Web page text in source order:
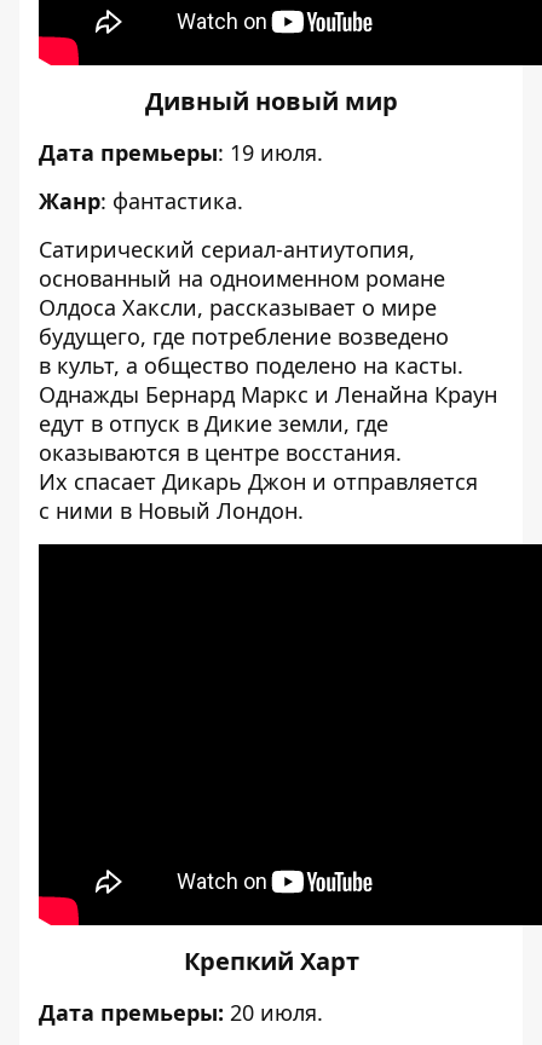
Дивный новый мир
Дата премьеры: 19 июля.
Жанр: фантастика.
Сатирический сериал-антиутопия,
основанный на одноименном романе
Олдоса Хаксли, рассказывает о мире
будущего, где потребление возведено
в культ, а общество поделено на касты.
Однажды Бернард Маркс и Ленайна Краун
едут в отпуск в Дикие земли, где
оказываются в центре восстания.
Их спасает Дикарь Джон и отправляется
с ними в Новый Лондон.
Крепкий Харт
Дата премьеры: 20 июля.